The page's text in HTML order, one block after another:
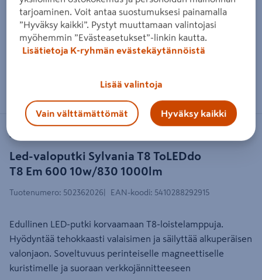
Zoomaa kuvaa sormilla kosketusnäytöllä
Led-valoputki Sylvania T8 ToLEDdo
T8 Em 600 10w/830 1000lm
SYLVANIA
Tuotenumero: 502362026 EAN-koodi: 5410288292915
Edullinen LED-putki korvaamaan T8-loistelamppuja.
Hyödyntää tehokkaasti valaisimen ja säilyttää alkuperäisen
valonjaon. Soveltuvuus perinteiselle magneettiselle
kuristimelle ja suoraan verkkojännitteeseen
tarjoaminen. Voit antaa suostumuksesi painamalla
”Hyväksy kaikki”. Pystyt muuttamaan valintojasi
myöhemmin ”Evästeasetukset”-linkin kautta.
Lisätietoja K-ryhmän evästekäytännöistä
Lisää valintoja
Vain välttämättömät Hyväksy kaikki